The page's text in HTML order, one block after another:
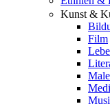
Kunst &
Film